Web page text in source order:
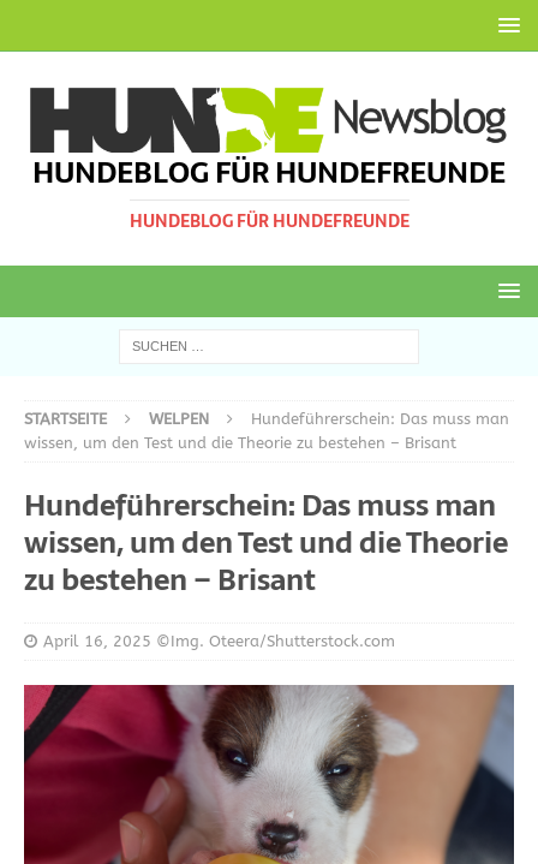
HUNDEBLOG FÜR HUNDEFREUNDE
HUNDEBLOG FÜR HUNDEFREUNDE
STARTSEITE WELPEN
Hundeführerschein: Das muss man
wissen, um den Test und die Theorie zu bestehen – Brisant
Hundeführerschein: Das muss man
wissen, um den Test und die Theorie
zu bestehen – Brisant
April 16, 2025 ©Img. Oteera/Shutterstock.com